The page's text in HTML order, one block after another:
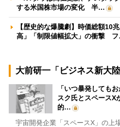
する米国株市場の変化 半…
【歴史的な爆騰劇】時価総額10
高」「制限値幅拡大」の衝撃
大前研一「ビジネス新大
「いつ暴発しても
スク氏とスペースX
的…
宇宙開発企業「スペースX」の上